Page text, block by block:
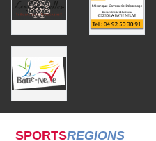
SPORTSREGIONS